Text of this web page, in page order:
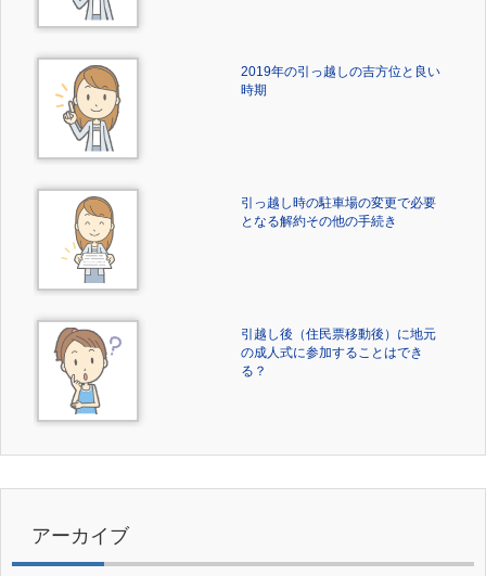
2019年の引っ越しの吉方位と良い
時期
引っ越し時の駐車場の変更で必要
となる解約その他の手続き
引越し後（住民票移動後）に地元
の成人式に参加することはでき
る？
アーカイブ